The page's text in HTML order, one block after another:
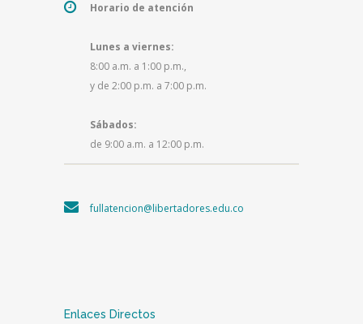
Horario de atención
Lunes a viernes:
8:00 a.m. a 1:00 p.m.,
y de 2:00 p.m. a 7:00 p.m.
Sábados:
de 9:00 a.m. a 12:00 p.m.
fullatencion@libertadores.edu.co
Enlaces Directos